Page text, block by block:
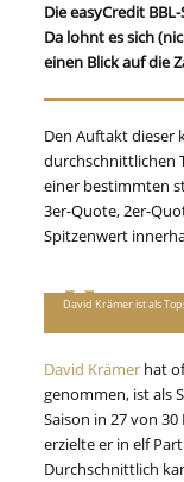
Die easyCredit
Da lohnt es sich
einen Blick auf die
Den Auftakt dieser
durchschnittlichen
einer bestimmten
3er-Quote, 2er-
Spitzenwert
David Krämer ist als
David Krämer hat
genommen, ist als
Saison in 27 von
erzielte er in elf
Durchschnittlich